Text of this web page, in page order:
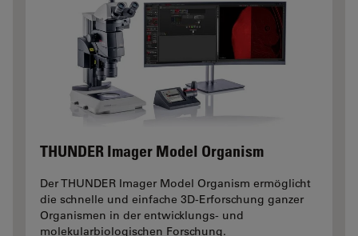
THUNDER Imager Model Organism
Der THUNDER Imager Model Organism ermöglicht
die schnelle und einfache 3D-Erforschung ganzer
Organismen in der entwicklungs- und
molekularbiologischen Forschung.